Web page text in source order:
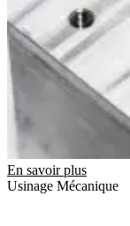
En savoir plus
Usinage Mécanique